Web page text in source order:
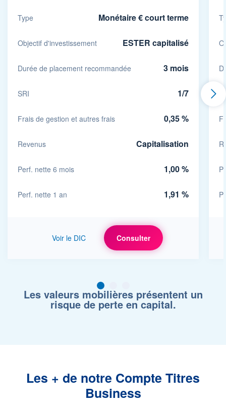
Type Monétaire € court terme
Objectif d'investissement ESTER capitalisé
Durée de placement recommandée 3 mois
SRI 1/7
Frais de gestion et autres frais 0,35 %
Revenus Capitalisation
Perf. nette 6 mois 1,00 %
Perf. nette 1 an 1,91 %
Voir le DIC Consulter
1
Les valeurs mobilières présentent un
risque de perte en capital.
Les + de notre Compte Titres
Business